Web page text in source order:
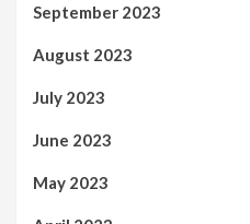
September 2023
August 2023
July 2023
June 2023
May 2023